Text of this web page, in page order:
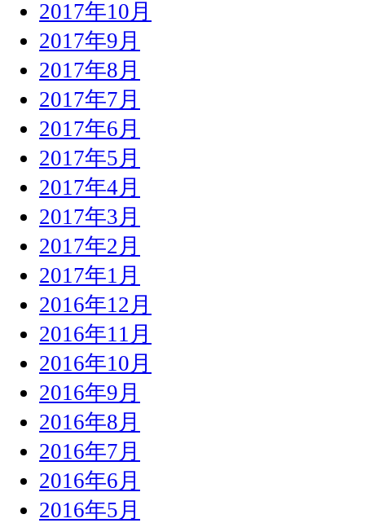
2017年10月
2017年9月
2017年8月
2017年7月
2017年6月
2017年5月
2017年4月
2017年3月
2017年2月
2017年1月
2016年12月
2016年11月
2016年10月
2016年9月
2016年8月
2016年7月
2016年6月
2016年5月